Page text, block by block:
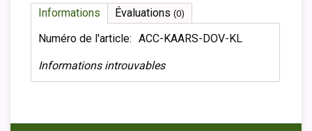
Informations Évaluations (0)
Numéro de l'article: ACC-KAARS-DOV-KL
Informations introuvables